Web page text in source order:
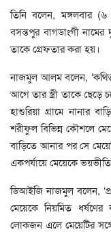
তিনি বলেন, মঙ্গলবার (৬
বসন্তপুর বাগডাংগী
তাকে গ্রেফতার করা হয়।
নাজমুল আলম বলেন,
আগে তার স্ত্রী তাকে ছেড়ে
হাগুরিয়া গ্রামে
শরীফুল বিভিন্ন কৌশলে
বাড়িতে আনার পর সে
একপর্যায়ে মেয়েকে
ডিআইজি নাজমুল বলেন,
মেয়েকে নিয়মিত
লোকজন এলে মেয়েটির